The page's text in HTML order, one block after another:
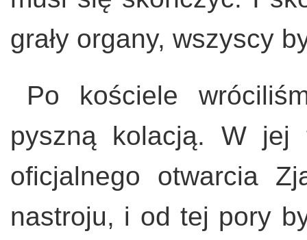
grały organy, wszyscy
Po kościele
pyszną kolacją. W jej
oficjalnego otwarcia
nastroju, i od tej pory